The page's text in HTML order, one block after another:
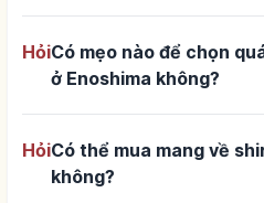
HỏiCó mẹo nào để chọn
ở Enoshima không?
HỏiCó thể mua mang về
không?